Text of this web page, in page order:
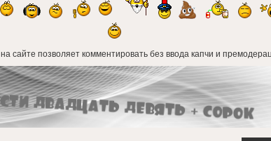
на сайте позволяет комментировать без ввода капчи и